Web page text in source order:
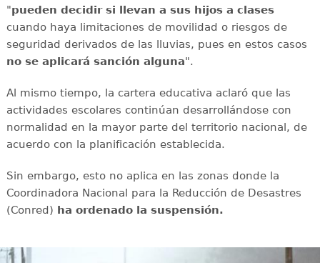
"pueden decidir si llevan a sus hijos a clases
cuando haya limitaciones de movilidad o riesgos de
seguridad derivados de las lluvias, pues en estos casos
no se aplicará sanción alguna".
Al mismo tiempo, la cartera educativa aclaró que las
actividades escolares continúan desarrollándose con
normalidad en la mayor parte del territorio nacional, de
acuerdo con la planificación establecida.
Sin embargo, esto no aplica en las zonas donde la
Coordinadora Nacional para la Reducción de Desastres
(Conred) ha ordenado la suspensión.